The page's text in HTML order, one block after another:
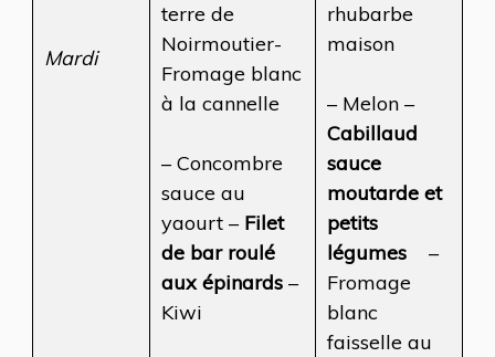
Mardi
terre de
Noirmoutier-
Fromage blanc
à la cannelle
– Concombre
sauce au
yaourt – Filet
de bar roulé
aux épinards –
Kiwi
rhubarbe
maison
– Melon –
Cabillaud
sauce
moutarde et
petits
légumes
–
Fromage
blanc
faisselle au